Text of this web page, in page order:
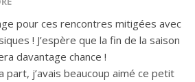
pour ces rencontres mitigées avec
! J’espère que la fin de la saison
davantage chance !
part, j’avais beaucoup aimé ce petit